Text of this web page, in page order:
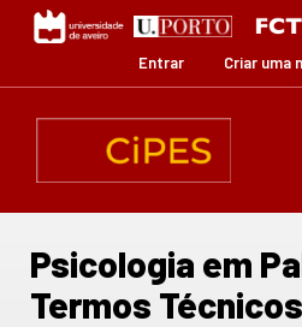
Passar
para
conteúdo
Entrar Criar uma
Psicologia em
Termos Técnicos